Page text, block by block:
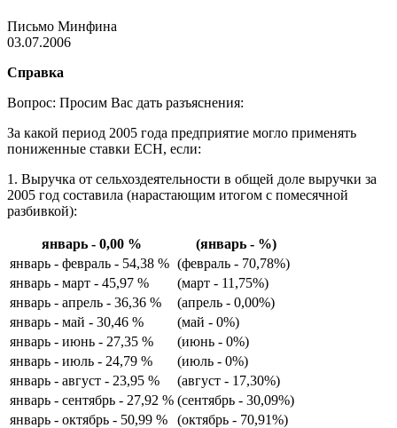
Письмо Минфина
03.07.2006
Справка
Вопрос: Просим Вас дать разъяснения:
За какой период 2005 года предприятие могло применять
пониженные ставки ЕСН, если:
1. Выручка от сельхоздеятельности в общей доле выручки за
2005 год составила (нарастающим итогом с помесячной
разбивкой):
январь - 0,00 %
(январь - %)
январь - февраль - 54,38 % (февраль - 70,78%)
январь - март - 45,97 %
(март - 11,75%)
январь - апрель - 36,36 %
(апрель - 0,00%)
январь - май - 30,46 %
(май - 0%)
январь - июнь - 27,35 %
(июнь - 0%)
январь - июль - 24,79 %
(июль - 0%)
январь - август - 23,95 %
(август - 17,30%)
январь - сентябрь - 27,92 % (сентябрь - 30,09%)
январь - октябрь - 50,99 %
(октябрь - 70,91%)